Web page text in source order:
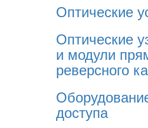
Оптические
Оптические
и модули
реверсного
доступа